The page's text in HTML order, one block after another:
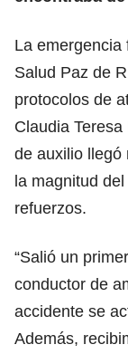
La emergencia
Salud Paz de
protocolos de
Claudia
de auxilio llegó
la magnitud
refuerzos.
“Salió un
conductor de
accidente se
Además,